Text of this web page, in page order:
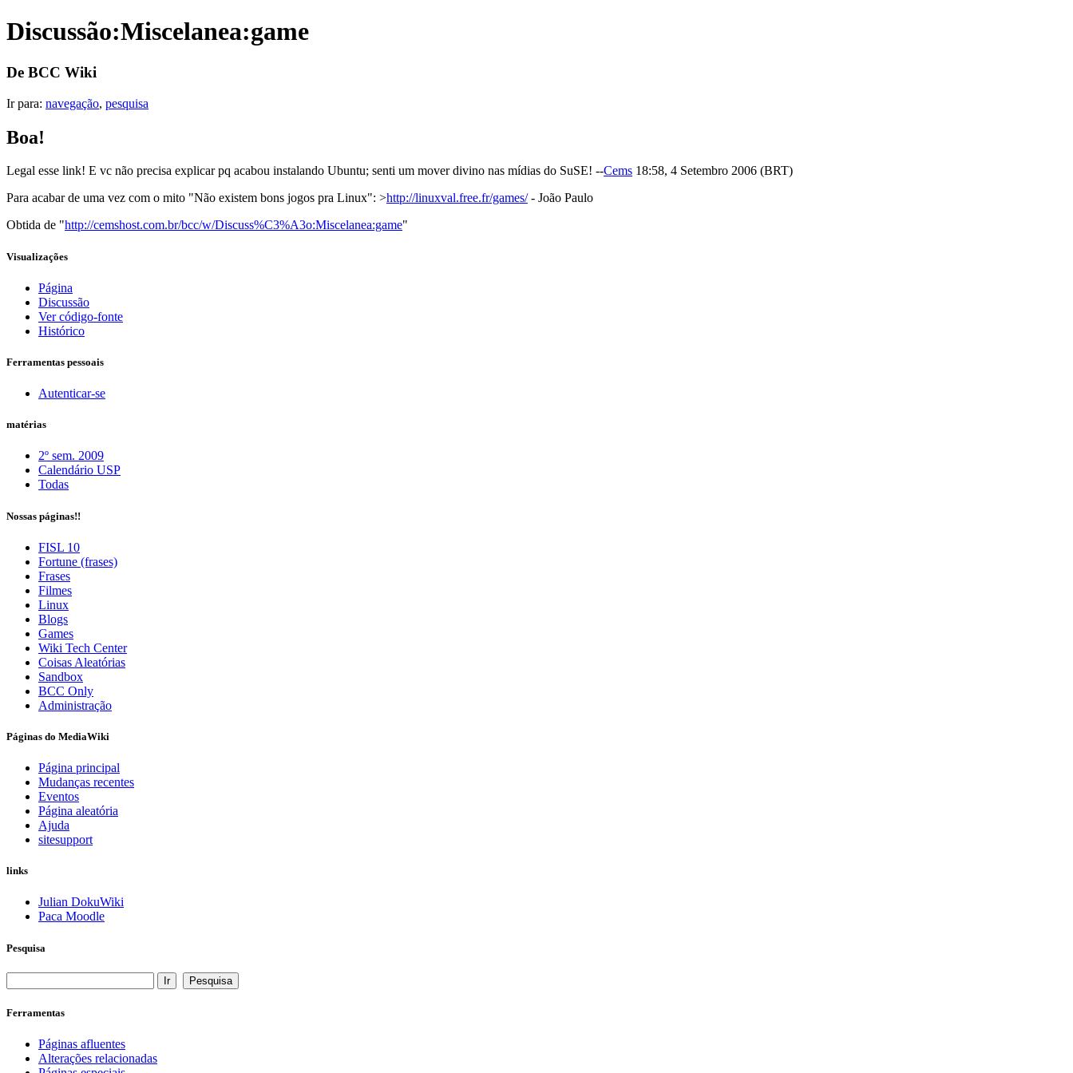
Discussão:Miscelanea:game
De BCC Wiki
Ir para: navegação, pesquisa
Boa!
Legal esse link! E vc não precisa explicar pq acabou instalando Ubuntu; senti um mover divino nas mídias do SuSE! --Cems 18:58, 4 Setembro 2006 (BRT)
Para acabar de uma vez com o mito "Não existem bons jogos pra Linux": >http://linuxval.free.fr/games/- João Paulo
Obtida de "http://cemshost.com.br/bcc/w/Discuss%C3%A3o:Miscelanea:game"
Visualizações
Página
Discussão
Ver código-fonte
Histórico
Ferramentas pessoais
Autenticar-se
matérias
2º sem. 2009
Calendário USP
Todas
Nossas páginas!!
FISL 10
Fortune (frases)
Frases
Filmes
Linux
Blogs
Games
Wiki Tech Center
Coisas Aleatórias
Sandbox
BCC Only
Administração
Páginas do MediaWiki
Página principal
Mudanças recentes
Eventos
Página aleatória
Ajuda
sitesupport
links
Julian DokuWiki
Paca Moodle
Pesquisa
Ferramentas
Páginas afluentes
Alterações relacionadas